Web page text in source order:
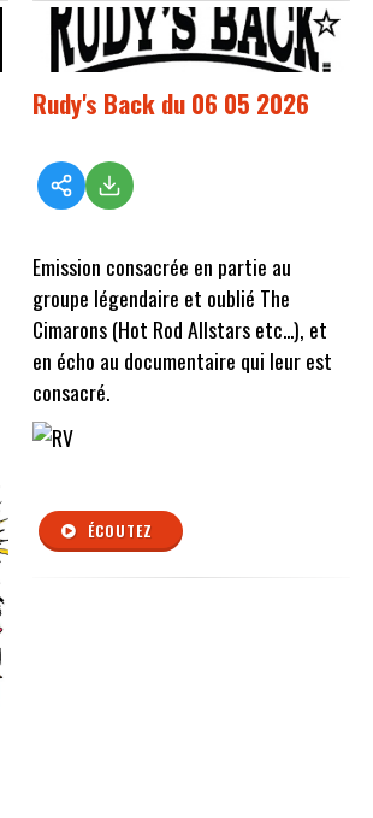
Rudy's Back du 06 05 2026
Emission consacrée en partie au
groupe légendaire et oublié The
Cimarons (Hot Rod Allstars etc...), et
en écho au documentaire qui leur est
consacré.
ÉCOUTEZ